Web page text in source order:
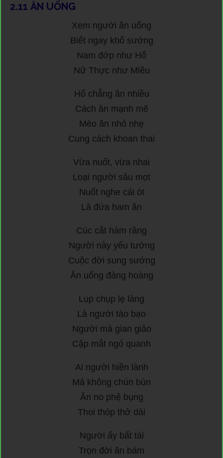
2.11 ĂN UỐNG
Xem người ăn uống
Biết ngay khổ sướng
Nam đớp như Hổ
Nữ Thực như Miêu
Hổ chẳng ăn nhiều
Cách ăn mạnh mẽ
Mèo ăn nhỏ nhẹ
Cung cách khoan thai
Vừa nuốt, vừa nhai
Loại người sâu mọt
Nuốt nghe cái ót
Là đứa ham ăn
Cúc cắt hàm răng
Người này yểu tướng
Cuộc đời sung sướng
Ăn uống đàng hoàng
Lụp chụp lẹ làng
Là người táo bạo
Người mà gian giảo
Cặp mắt ngó quanh
Ai người hiền lành
Má không chún bún
Ăn no phệ bụng
Thoi thóp thở dài
Người ấy bất tài
Trọn đời ăn bám